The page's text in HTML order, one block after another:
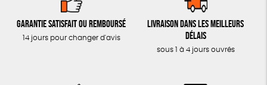
Garantie satisfait ou remboursé
14 jours pour changer d'avis
Livraison dans les meilleurs
délais
sous 1 à 4 jours ouvrés